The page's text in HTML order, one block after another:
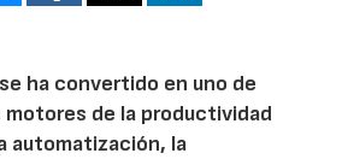
ha convertido en uno de
motores de la productividad
automatización, la